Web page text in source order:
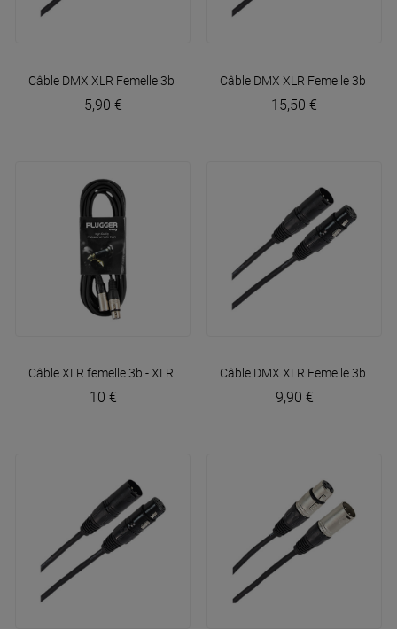
Câble DMX XLR Femelle 3b - XLR Mâle 3b 1m50 EasyPlugger
5,90 €
Câble DMX XLR Femelle 3b -
15,50 €
Câble XLR femelle 3b - XLR mâle 3b 6m EasyPlugger
10 €
Câble DMX XLR Femelle 3b -
9,90 €